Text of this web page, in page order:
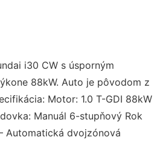
i30 CW s úsporným
88kW. Auto je pôvodom z
Motor: 1.0 T-GDI 88kW
Manuál 6-stupňový Rok
Automatická dvojzónová